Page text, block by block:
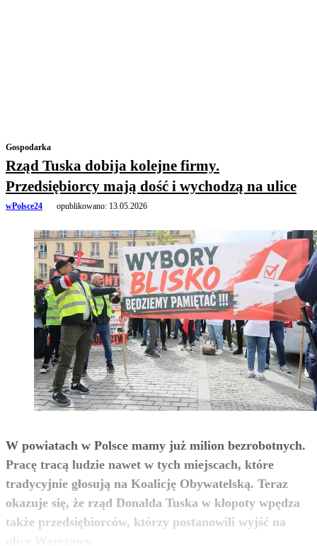
Gospodarka
Rząd Tuska dobija kolejne firmy.
Przedsiębiorcy mają dość i wychodzą na ulice
wPolsce24 opublikowano: 13.05.2026
W powiatach w Polsce mamy już milion bezrobotnych.
Pracę tracą ludzie nawet w tych miejscach, które
tradycyjnie głosują na Koalicję Obywatelską. Teraz
okazuje się, że rząd Donalda Tuska w kłopoty wpędza
także przedsiębiorców, którzy postanowili wyjść na
zobacz więcej